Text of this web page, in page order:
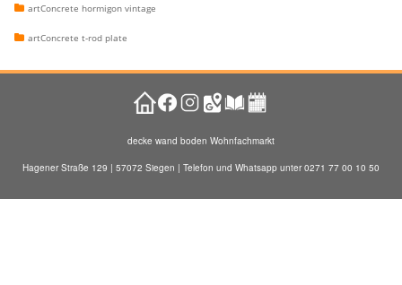
artConcrete hormigon vintage
artConcrete t-rod plate
decke wand boden Wohnfachmarkt
Hagener Straße 129 | 57072 Siegen | Telefon und Whatsapp unter 0271 77 00 10 50